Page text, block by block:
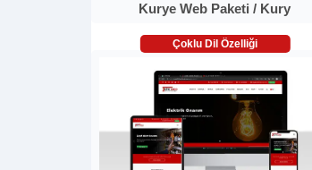
Kurye Web Paketi / Kury
Çoklu Dil Özelliği